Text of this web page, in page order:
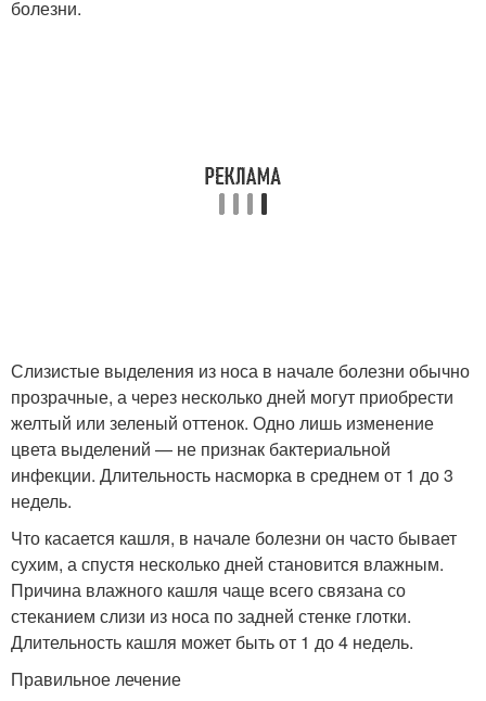
болезни.
Слизистые выделения из носа в начале болезни обычно
прозрачные, а через несколько дней могут приобрести
желтый или зеленый оттенок. Одно лишь изменение
цвета выделений — не признак бактериальной
инфекции. Длительность насморка в среднем от 1 до 3
недель.
Что касается кашля, в начале болезни он часто бывает
сухим, а спустя несколько дней становится влажным.
Причина влажного кашля чаще всего связана со
стеканием слизи из носа по задней стенке глотки.
Длительность кашля может быть от 1 до 4 недель.
Правильное лечение